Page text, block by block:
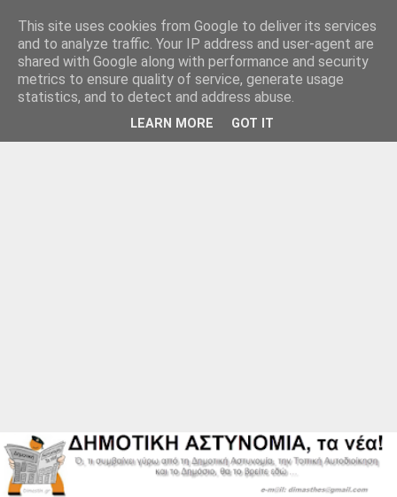
This site uses cookies from Google to deliver its services
and to analyze traffic. Your IP address and user-agent are
shared with Google along with performance and security
metrics to ensure quality of service, generate usage
statistics, and to detect and address abuse.
LEARN MORE GOT IT